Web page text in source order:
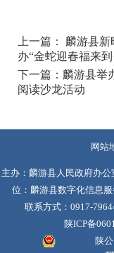
上一篇： 麟游县
办“金蛇迎春福来
下一篇： ​麟游县举
阅读沙龙活动
网站
主办：麟游县人民政府办公
位：麟游县数字化信息
联系方式：0917-
陕ICP备
陕